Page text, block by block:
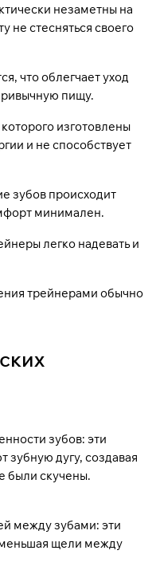
незаметны на
не стесняться своего
что облегчает уход
пищу.
изготовлены
и не способствует
зубов происходит
минимален.
легко надевать и
трейнерами обычно
зубов: эти
дугу, создавая
были скучены.
между зубами: эти
щели между